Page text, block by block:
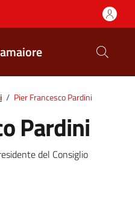
/ Pier Francesco Pardini
Pardini
del Consiglio